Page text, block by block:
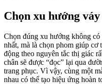
Chọn xu hướng
Chọn đúng xu hướng không có
nhất, mà là chọn phom giúp
động theo nguyên tắc thị giác
chân sẽ được “đọc” lại qua
trang phục. Vì vậy, cùng một
nhau có thể tạo hiệu ứng hoàn